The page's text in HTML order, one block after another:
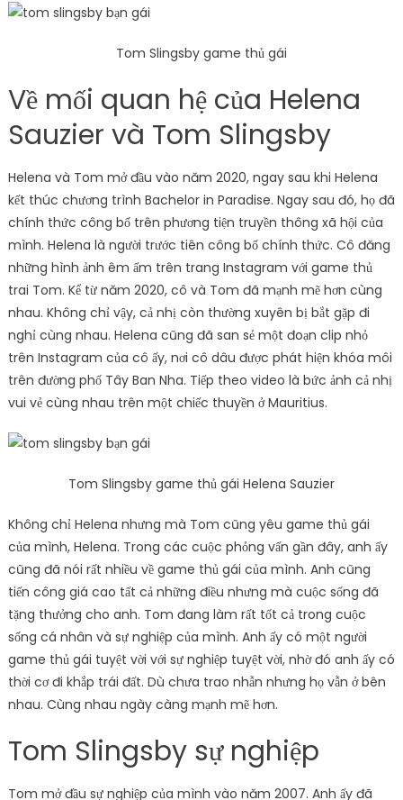
Tom Slingsby game thủ gái
Về mối quan hệ của Helena
Sauzier và Tom Slingsby
Helena và Tom mở đầu vào năm 2020, ngay sau khi Helena
kết thúc chương trình Bachelor in Paradise. Ngay sau đó, họ đã
chính thức công bố trên phương tiện truyền thông xã hội của
mình. Helena là người trước tiên công bố chính thức. Cô đăng
những hình ảnh êm ấm trên trang Instagram với game thủ
trai Tom. Kể từ năm 2020, cô và Tom đã mạnh mẽ hơn cùng
nhau. Không chỉ vậy, cả nhị còn thường xuyên bị bắt gặp đi
nghỉ cùng nhau. Helena cũng đã san sẻ một đoạn clip nhỏ
trên Instagram của cô ấy, nơi cô dâu được phát hiện khóa môi
trên đường phố Tây Ban Nha. Tiếp theo video là bức ảnh cả nhị
vui vẻ cùng nhau trên một chiếc thuyền ở Mauritius.
Tom Slingsby game thủ gái Helena Sauzier
Không chỉ Helena nhưng mà Tom cũng yêu game thủ gái
của mình, Helena. Trong các cuộc phỏng vấn gần đây, anh ấy
cũng đã nói rất nhiều về game thủ gái của mình. Anh cũng
tiến công giá cao tất cả những điều nhưng mà cuộc sống đã
tặng thưởng cho anh. Tom đang làm rất tốt cả trong cuộc
sống cá nhân và sự nghiệp của mình. Anh ấy có một người
game thủ gái tuyệt vời với sự nghiệp tuyệt vời, nhờ đó anh ấy có
thời cơ đi khắp trái đất. Dù chưa trao nhẫn nhưng họ vẫn ở bên
nhau. Cùng nhau ngày càng mạnh mẽ hơn.
Tom Slingsby sự nghiệp
Tom mở đầu sự nghiệp của mình vào năm 2007. Anh ấy đã